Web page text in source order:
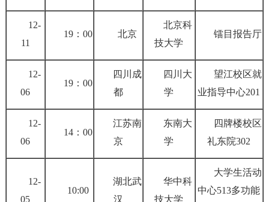
12-
11
19：00 北京
北京科
技大学
镭目报告厅
12-
06
19：00
四川成
都
四川大
学
望江校区就
业指导中心201
12-
06
14：00
江苏南
京
东南大
学
四牌楼校区
礼东院302
12-
05
10:00
湖北武
汉
华中科
技大学
大学生活动
中心513多功能